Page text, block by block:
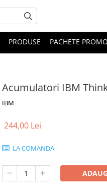
PRODUSE PACHETE PROMO
Acumulatori IBM
IBM
244,00 Lei
LA COMANDA